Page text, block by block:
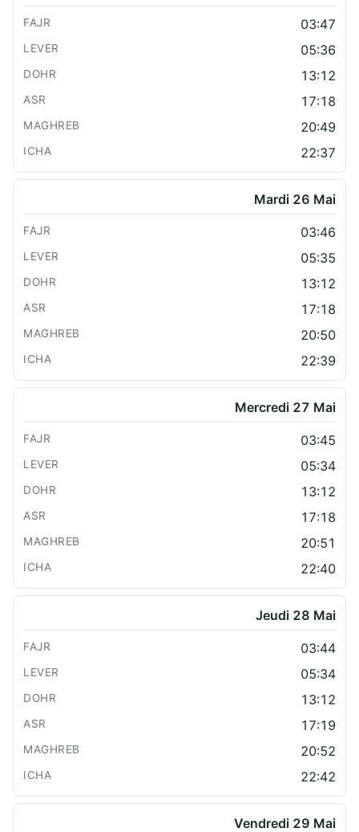
03:47
05:36
13:12
17:18
20:49
22:37
Mardi 26 Mai
03:46
05:35
13:12
17:18
20:50
22:39
Mercredi 27 Mai
03:45
05:34
13:12
17:18
20:51
22:40
Jeudi 28 Mai
03:44
05:34
13:12
17:19
20:52
22:42
Vendredi 29 Mai